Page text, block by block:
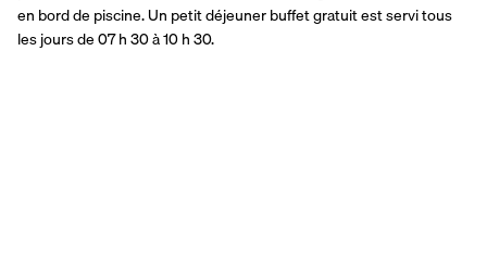
en bord de piscine. Un petit déjeuner buffet gratuit est servi tous
les jours de 07 h 30 à 10 h 30.